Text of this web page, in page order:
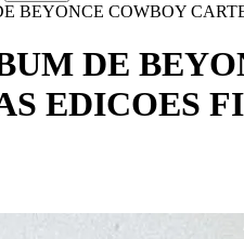
BEYONCE COWBOY
DE
EDICOES